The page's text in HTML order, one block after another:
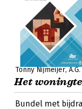
Tonny Nijmeijer
Het
Bundel met